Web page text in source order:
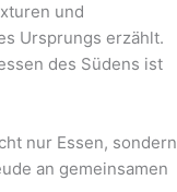
und
Ursprungs erzählt.
des Südens ist
nur Essen, sondern
an gemeinsamen